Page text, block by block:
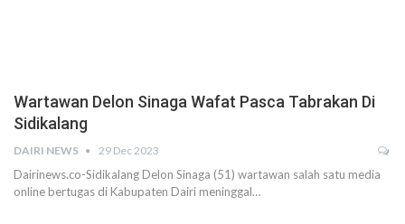
Wartawan Delon Sinaga Wafat Pasca Tabrakan Di
Sidikalang
DAIRI NEWS 29 Dec 2023
Dairinews.co-Sidikalang Delon Sinaga (51) wartawan salah satu media
online bertugas di Kabupaten Dairi meninggal…